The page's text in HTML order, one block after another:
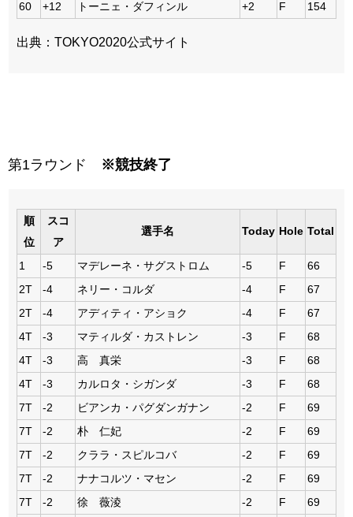
60
+12 トーニェ・ダフィンル +2 F 154
出典：TOKYO2020公式サイト
第1ラウンド ※競技終了
順
位
スコ
ア
選手名 Today Hole Total
1 -5 マデレーネ・サグストロム -5 F
66
2T
-4 ネリー・コルダ -4 F
67
2T
-4 アディティ・アショク -4 F
67
4T
-3 マティルダ・カストレン -3 F
68
4T
-3 高 真栄 -3 F
68
4T
-3 カルロタ・シガンダ -3 F
68
7T
-2 ビアンカ・パグダンガナン -2 F
69
7T
-2 朴 仁妃 -2 F
69
7T
-2 クララ・スピルコバ -2 F
69
7T
-2 ナナコルツ・マセン -2 F
69
7T
-2 徐 薇淩 -2 F 69